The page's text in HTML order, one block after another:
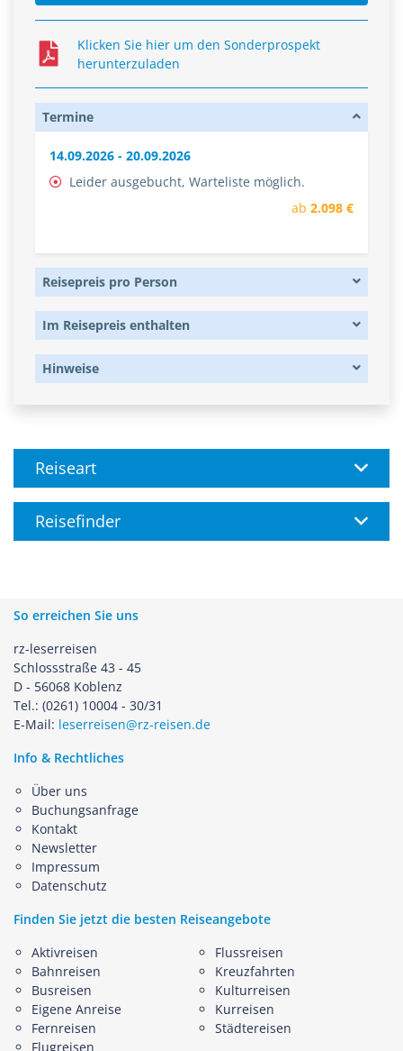
Klicken Sie hier um den Sonderprospekt
herunterzuladen
Termine
14.09.2026 - 20.09.2026
Leider ausgebucht, Warteliste möglich.
ab 2.098 €
Reisepreis pro Person
Im Reisepreis enthalten
Hinweise
Reiseart
Reisefinder
So erreichen Sie uns
rz-leserreisen
Schlossstraße 43 - 45
D - 56068 Koblenz
Tel.: (0261) 10004 - 30/31
E-Mail: leserreisen@rz-reisen.de
Finden Sie jetzt die besten Reiseangebote
Aktivreisen
Bahnreisen
Busreisen
Eigene Anreise
Fernreisen
Flugreisen
Flussreisen
Kreuzfahrten
Kulturreisen
Kurreisen
Städtereisen
Info & Rechtliches
Über uns
Buchungsanfrage
Kontakt
Newsletter
Impressum
Datenschutz